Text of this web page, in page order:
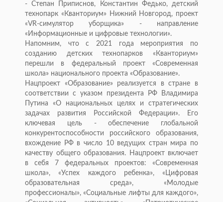
- Степан Приписнов, Константин Федько, детский
технопарк «Кванториум» Нижний Новгород, проект
«VR-симулятор уборщика» - направление
«Информационные и цифровые технологии».
Напомним, что с 2021 года мероприятия по
созданию детских технопарков «Кванториум»
перешли в федеральный проект «Современная
школа» национального проекта «Образование».
Нацпроект «Образование» реализуется в стране в
соответствии с указом президента РФ Владимира
Путина «О национальных целях и стратегических
задачах развития Российской Федерации». Его
ключевая цель - обеспечение глобальной
конкурентоспособности российского образования,
вхождение РФ в число 10 ведущих стран мира по
качеству общего образования. Нацпроект включает
в себя 7 федеральных проектов: «Современная
школа», «Успех каждого ребенка», «Цифровая
образовательная среда», «Молодые
профессионалы», «Социальные лифты для каждого»,